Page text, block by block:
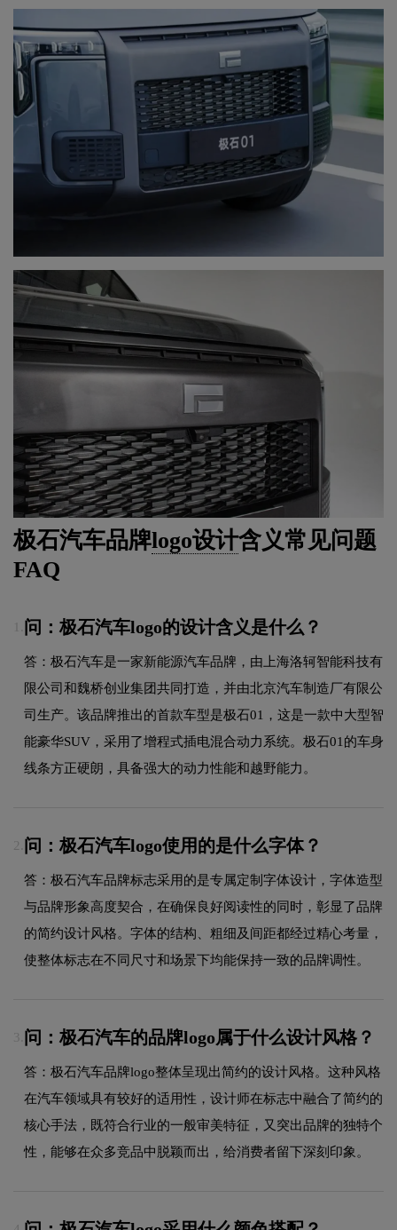
极石汽车品牌logo设计含义常见问题
FAQ
问：极石汽车logo的设计含义是什么？
答：极石汽车是一家新能源汽车品牌，由上海洛轲智能科技有
限公司和魏桥创业集团共同打造，并由北京汽车制造厂有限公
司生产。该品牌推出的首款车型是极石01，这是一款中大型智
能豪华SUV，采用了增程式插电混合动力系统。极石01的车身
线条方正硬朗，具备强大的动力性能和越野能力。
2. 问：极石汽车logo使用的是什么字体？
答：极石汽车品牌标志采用的是专属定制字体设计，字体造型
与品牌形象高度契合，在确保良好阅读性的同时，彰显了品牌
的简约设计风格。字体的结构、粗细及间距都经过精心考量，
使整体标志在不同尺寸和场景下均能保持一致的品牌调性。
3. 问：极石汽车的品牌logo属于什么设计风格？
答：极石汽车品牌logo整体呈现出简约的设计风格。这种风格
在汽车领域具有较好的适用性，设计师在标志中融合了简约的
核心手法，既符合行业的一般审美特征，又突出品牌的独特个
性，能够在众多竞品中脱颖而出，给消费者留下深刻印象。